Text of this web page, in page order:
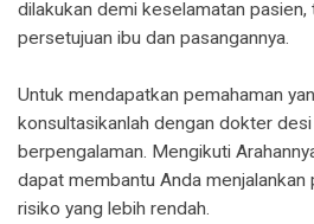
dilakukan demi keselamatan pasien,
persetujuan ibu dan pasangannya.
Untuk mendapatkan pemahaman
konsultasikanlah dengan dokter
berpengalaman. Mengikuti
dapat membantu Anda menjalankan
risiko yang lebih rendah.